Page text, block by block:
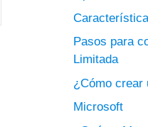
Pasos para
Limitada
¿Cómo crear
Microsoft